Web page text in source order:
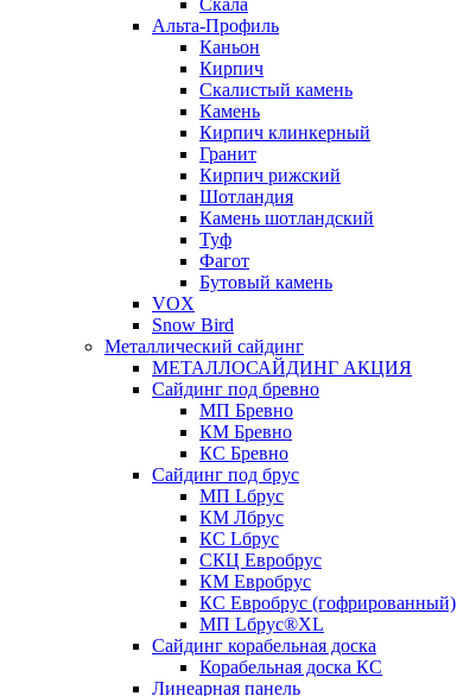
Скала
Альта-Профиль
Каньон
Кирпич
Скалистый камень
Камень
Кирпич клинкерный
Гранит
Кирпич рижский
Шотландия
Камень шотландский
Туф
Фагот
Бутовый камень
VOX
Snow Bird
Металлический сайдинг
МЕТАЛЛОСАЙДИНГ АКЦИЯ
Сайдинг под бревно
МП Бревно
КМ Бревно
КС Бревно
Сайдинг под брус
МП Lбрус
КМ Лбрус
КС Lбрус
СКЦ Евробрус
КМ Евробрус
КС Евробрус (гофрированный)
МП Lбрус®XL
Сайдинг корабельная доска
Корабельная доска КС
Линеарная панель